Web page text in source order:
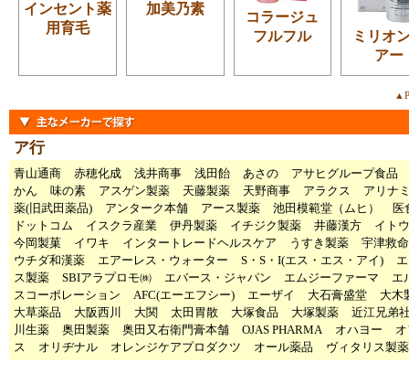
インセント薬
用育毛
加美乃素
コラージュ
フルフル
ミリオ
アー
ア行
青山通商 赤穂化成 浅井商事 浅田飴 あさの
アサヒグループ食品
かん
味の素 アスゲン製薬 天藤製薬 天野商事 アラクス
アリナ
薬(旧武田薬品)
アンターク本舗 アース製薬 池田模範堂（ムヒ）
医
ドットコム
イスクラ産業 伊丹製薬 イチジク製薬 井藤漢方
イト
今岡製菓
イワキ インタートレードヘルスケア うすき製薬
宇津救
ウチダ和漢薬
エアーレス・ウォーター S・S・I(エス・エス・アイ)
ス製薬
SBIアラプロモ㈱ エバース・ジャパン エムジーファーマ
エ
スコーポレーション
AFC(エーエフシー) エーザイ 大石膏盛堂
大木
大草薬品
大阪西川 大関 太田胃散 大塚食品 大塚製薬
近江兄弟
川生薬
奥田製薬 奥田又右衛門膏本舗 OJAS PHARMA オハヨー
ス
オリヂナル オレンジケアプロダクツ オール薬品 ヴィタリス製薬